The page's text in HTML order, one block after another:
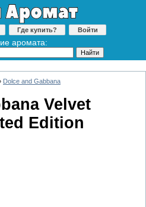
Где купить? Войти
аромата:
Dolce and Gabbana
Velvet
Edition